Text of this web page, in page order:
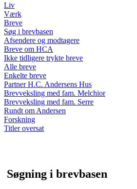
Liv
Værk
Breve
Søg i brevbasen
Afsendere og modtagere
Breve om HCA
Ikke tidligere trykte breve
Alle breve
Enkelte breve
Partner H.C. Andersens Hus
Brevveksling med fam. Melchior
Brevveksling med fam. Serre
Rundt om Andersen
Forskning
Titler oversat
Søgning i brevbasen